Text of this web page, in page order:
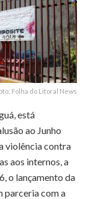
Folha do Litoral News
está
ao Junho
violência contra
aos internos, a
o lançamento da
parceria com a